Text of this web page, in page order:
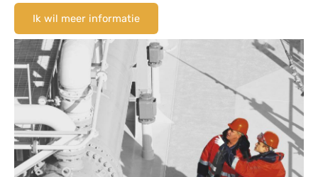
Ik wil meer informatie